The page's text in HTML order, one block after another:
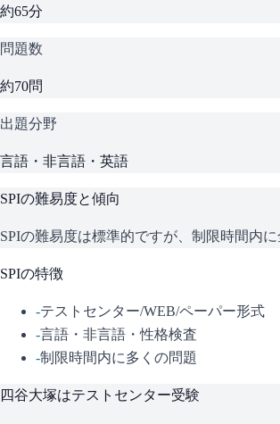
約65分
問題数
約70問
出題分野
言語・非言語・英語
SPIの難易度と傾向
SPIの難易度は標準的ですが、制限時間内
SPIの特徴
-テストセンター/WEB/ペーパー形式
-言語・非言語・性格検査
-制限時間内に多くの問題
四谷大塚はテストセンター受験